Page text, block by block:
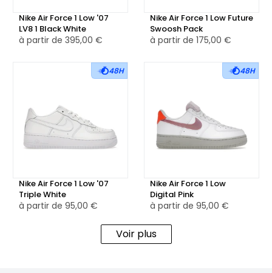
moderne tout en rendant hommage à la diversité
culturelle mondiale.
💎Fabriquée avec des matériaux premium et une
supérieur grâce à sa semelle intermédiaire en mousse et
son unité Air-Sole pour un amorti optimal. La semelle
extérieure en caoutchouc assure une adhérence fiable et
une durabilité à toute épreuve.
Low '07 LV8 Worldwide Pack Black Flash Crimson est un
choix parfait pour ceux qui recherchent une sneaker à la
fois emblématique et contemporaine, idéale pour
compléter n'importe quelle tenue avec un flair
Nike Air Force 1 Low '07
LV8 1 Black White
à partir de 395,00 €
Nike Air Force 1 Low Future
Swoosh Pack
à partir de 175,00 €
48H
Nike Air Force 1 Low '07
Triple White
à partir de 95,00 €
48H
Nike Air Force 1 Low
Digital Pink
à partir de 95,00 €
Voir plus